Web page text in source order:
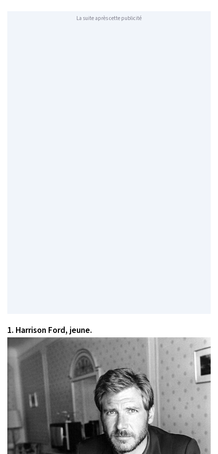
La suite après cette publicité
1. Harrison Ford, jeune.